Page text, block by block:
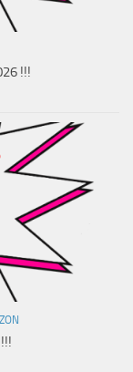
!!!